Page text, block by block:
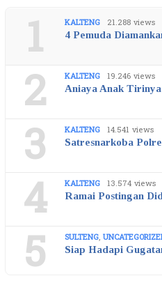
1 KALTENG 21.288 views
4 Pemuda
2 KALTENG 19.246 views
Aniaya Anak
3 KALTENG 14.541 views
Satresnarkoba
4 KALTENG 13.574 views
Ramai Postingan
5 SULTENG,
Siap Hadapi